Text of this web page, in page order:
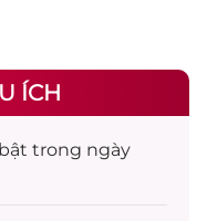
ÍCH
trong ngày